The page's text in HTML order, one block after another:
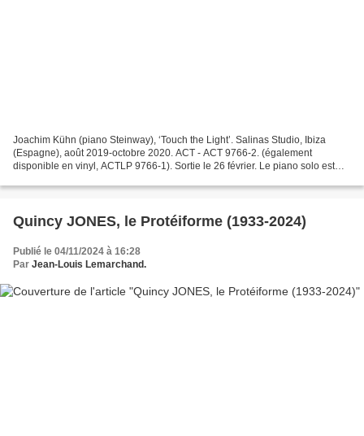
Joachim Kühn (piano Steinway), ‘Touch the Light’. Salinas Studio, Ibiza
(Espagne), août 2019-octobre 2020. ACT - ACT 9766-2. (également
disponible en vinyl, ACTLP 9766-1). Sortie le 26 février. Le piano solo est
Quincy JONES, le Protéiforme (1933-2024)
Publié le 04/11/2024 à 16:28
Par Jean-Louis Lemarchand.